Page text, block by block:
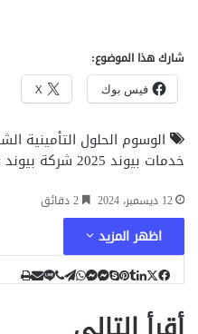
شارك هذا الموضوع:
فيس بوك X
الوسوم الحلول التأمينية
خدمات بيوند 2025
شركة بيوند
12 ديسمبر، 2024
اظهر المزيد
فلبس
م
م
و
ت
ڤلم
ط